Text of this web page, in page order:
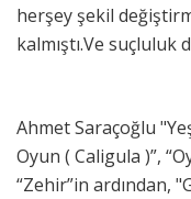
herşey şekil
kalmıştı.Ve suçluluk
Ahmet Saraçoğlu
Oyun ( Caligula )”,
“Zehir”in ardından,